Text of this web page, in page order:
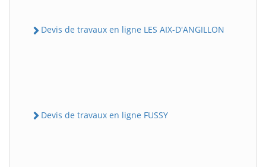
Devis de travaux en ligne LES AIX-D'ANGILLON
Devis de travaux en ligne FUSSY